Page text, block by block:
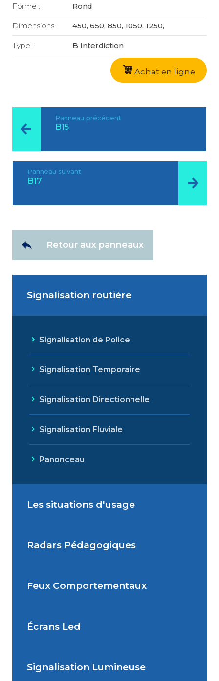
Forme : Rond
Dimensions : 450, 650, 850, 1050, 1250,
Type : B Interdiction
Achat en ligne
Panneau précédent
B15
Panneau suivant
B17
Retour aux panneaux
Signalisation routière
Signalisation de Police
Signalisation Temporaire
Signalisation Directionnelle
Signalisation Fluviale
Panonceau
Les situations d'usage
Situations de signalisation
Situations de signalisation
Radars Pédagogiques
Radar Pédagogique
Feux Comportementaux
Feu Comportemental
Écrans Led
Écran Géant Extérieur Led
Signalisation Lumineuse